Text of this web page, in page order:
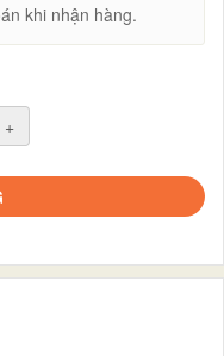
khi nhận hàng.
+